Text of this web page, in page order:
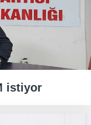
istiyor